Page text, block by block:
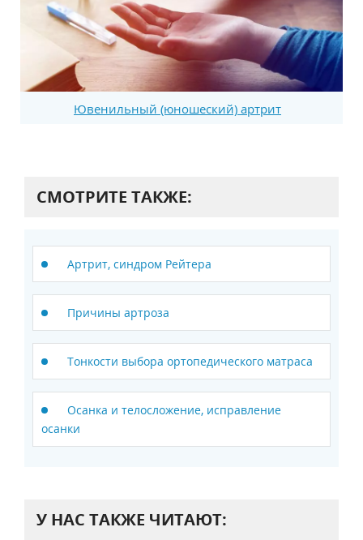
Ювенильный (юношеский) артрит
СМОТРИТЕ ТАКЖЕ:
Артрит, синдром Рейтера
Причины артроза
Тонкости выбора ортопедического матраса
Осанка и телосложение, исправление
осанки
У НАС ТАКЖЕ ЧИТАЮТ: